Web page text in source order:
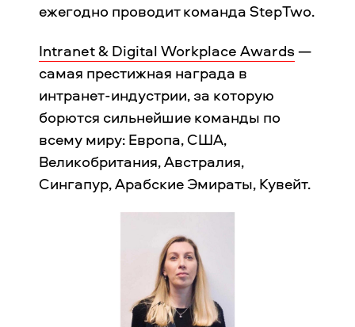
ежегодно проводит команда StepTwo.
Intranet & Digital Workplace Awards—
самая престижная награда в
интранет-индустрии, за которую
борются сильнейшие команды по
всему миру: Европа, США,
Великобритания, Австралия,
Сингапур, Арабские Эмираты, Кувейт.